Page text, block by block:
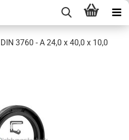
3760 - A 24,0 x 40,0 x 10,0